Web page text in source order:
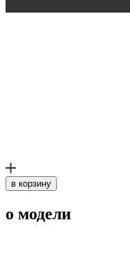
в корзину
о модели